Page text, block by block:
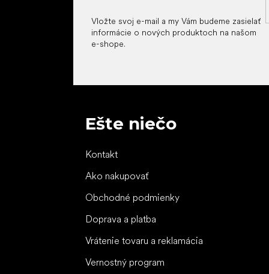
Vložte svoj e-mail a my Vám budeme zasielať
informácie o nových produktoch na našom
e-shope.
Ešte niečo
Kontakt
Ako nakupovať
Obchodné podmienky
Doprava a platba
Vrátenie tovaru a reklamácia
Vernostný program